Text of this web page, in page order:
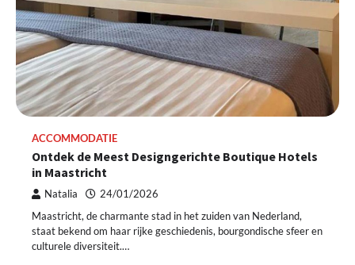
ACCOMMODATIE
Ontdek de Meest Designgerichte Boutique Hotels
in Maastricht
Natalia 24/01/2026
Maastricht, de charmante stad in het zuiden van Nederland,
staat bekend om haar rijke geschiedenis, bourgondische sfeer en
culturele diversiteit.…